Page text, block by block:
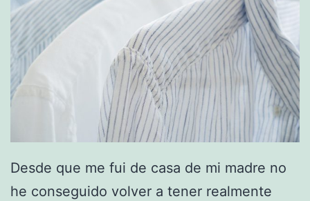
Desde que me fui de casa de mi madre no
he conseguido volver a tener realmente